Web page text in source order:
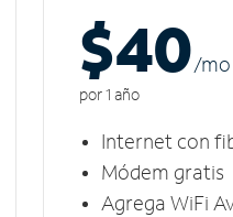
$40/mo
por 1 año
Internet con
Módem gratis
Agrega WiFi